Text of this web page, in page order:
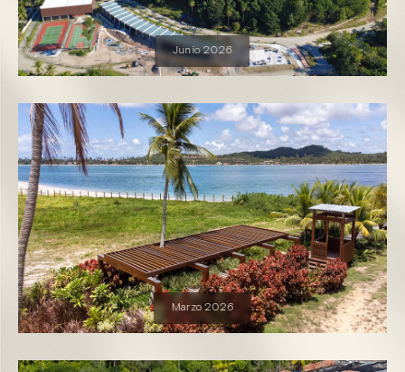
Contáctanos ES
Junio 2026
Marzo 2026